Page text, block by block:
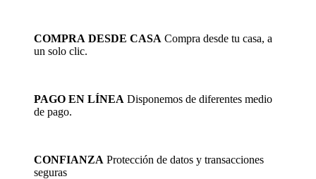
COMPRA DESDE CASA Compra desde tu casa, a
un solo clic.
PAGO EN LÍNEA Disponemos de diferentes medio
de pago.
CONFIANZA Protección de datos y transacciones
seguras